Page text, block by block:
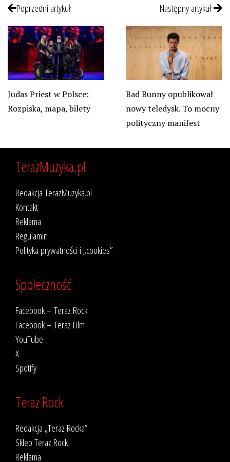
Poprzedni artykuł
Judas Priest w Polsce:
Rozpiska, mapa, bilety
Następny artykuł
Bad Bunny opublikował
nowy teledysk. To mocny
polityczny manifest
TerazMuzyka.pl
Redakcja TerazMuzyka.pl
Kontakt
Reklama
Regulamin
Polityka prywatności i „cookies”
Społeczność
Facebook – Teraz Rock
Facebook – Teraz Film
YouTube
X
Spotify
Teraz Rock
Redakcja „Teraz Rocka”
Sklep Teraz Rock
Reklama